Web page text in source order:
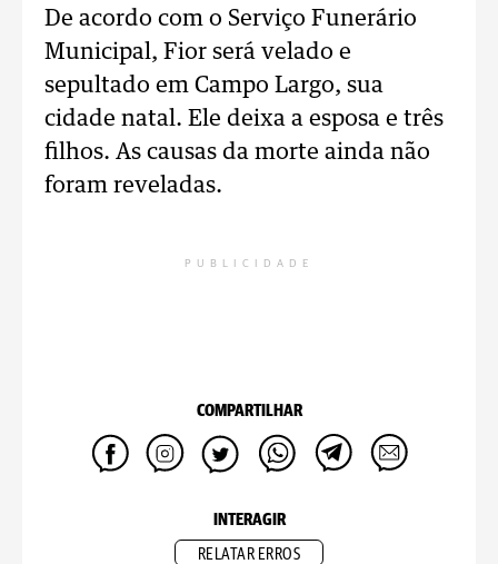
De acordo com o Serviço Funerário
Municipal, Fior será velado e
sepultado em Campo Largo, sua
cidade natal. Ele deixa a esposa e três
filhos. As causas da morte ainda não
foram reveladas.
PUBLICIDADE
COMPARTILHAR
INTERAGIR
RELATAR ERROS